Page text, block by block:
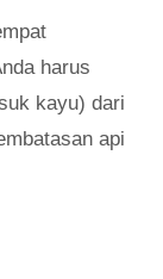
harus
kayu) dari
api